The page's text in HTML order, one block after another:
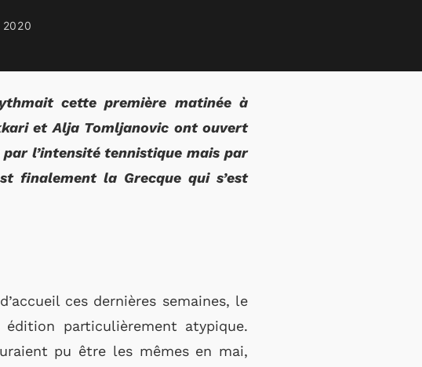
2020
cette première matinée à
et Alja Tomljanovic ont ouvert
l’intensité tennistique mais par
finalement la Grecque qui s’est
ces dernières semaines, le
particulièrement atypique.
pu être les mêmes en mai,